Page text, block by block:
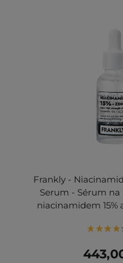
Frankly -
Serum - Sérum
niacinamidem 15%